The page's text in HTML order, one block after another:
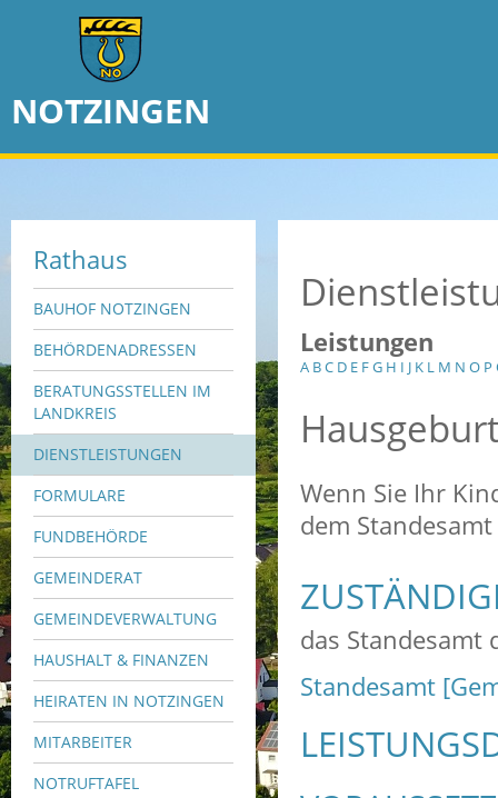
NOTZINGEN
Rathaus
BAUHOF NOTZINGEN
BEHÖRDENADRESSEN
BERATUNGSSTELLEN IM
LANDKREIS
DIENSTLEISTUNGEN
FORMULARE
FUNDBEHÖRDE
GEMEINDERAT
GEMEINDEVERWALTUNG
HAUSHALT & FINANZEN
HEIRATEN IN NOTZINGEN
MITARBEITER
NOTRUFTAFEL
Leistungen
A BC D E FG H I J K L M N O P
Wenn Sie Ihr
dem
das Standesamt
Standesamt